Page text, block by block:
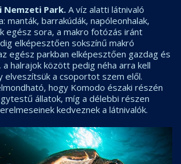
Nemzeti Park.A víz alatti látnivaló
manták, barrakúdák, napóleonhalak,
egész sora, a makro fotózás iránt
elképesztően sokszínű makró
egész parkban elképesztően gazdag és
halrajok között pedig néha arra kell
elveszítsük a csoportot szem elől.
hogy Komodo északi részén
állatok, míg a délebbi részen
kedveznek a látnivalók.